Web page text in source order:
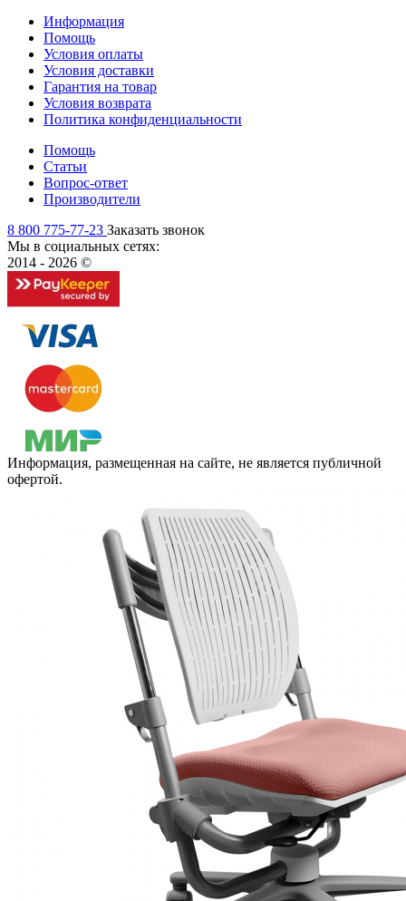
Информация
Помощь
Условия оплаты
Условия доставки
Гарантия на товар
Условия возврата
Политика конфиденциальности
Помощь
Статьи
Вопрос-ответ
Производители
8 800 775-77-23 Заказать звонок
Мы в социальных сетях:
2014 - 2026 ©
Информация, размещенная на сайте, не является публичной
офертой.